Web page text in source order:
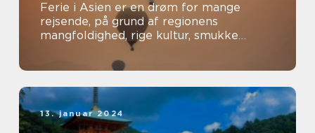
Ferie i Asien er en drøm for mange
rejsende, på grund af regionens
mangfoldighed, rige kultur, smukke
landskaber og spændende oplevelser
13. januar 2024